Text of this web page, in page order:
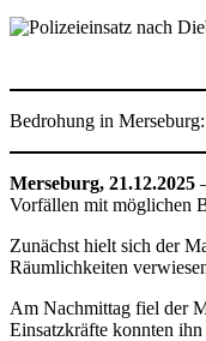
Bedrohung in
Merseburg, 21.12.2025
Vorfällen mit möglichen
Zunächst hielt sich der
Räumlichkeiten
Am Nachmittag fiel der
Einsatzkräfte konnten